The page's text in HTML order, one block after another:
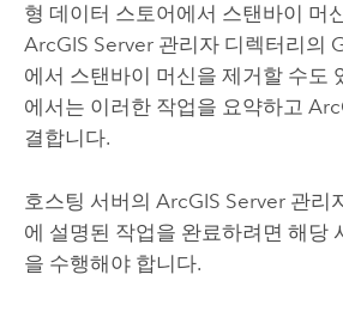
형 데이터 스토어에서 스탠바이 머
ArcGIS Server관리자 디렉터리의
에서 스탠바이 머신을 제거할 수도
에서는 이러한 작업을 요약하고
결합니다.
호스팅 서버의 ArcGIS Server관리
에 설명된 작업을 완료하려면 해당
을 수행해야 합니다.